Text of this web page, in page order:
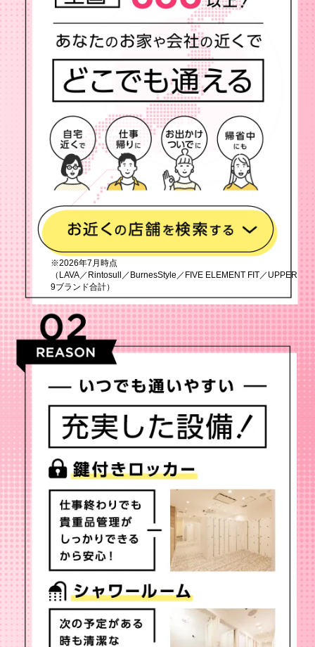
※2026年7月時点
（LAVA／Rintosull／BurnesStyle／FIVE ELEMENT FIT／UPPER
9ブランド合計）